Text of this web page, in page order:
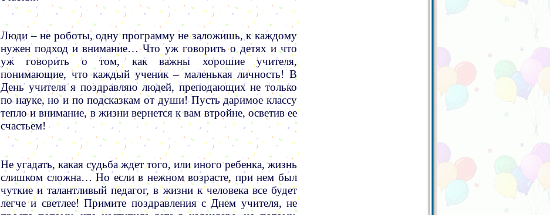
Люди – не роботы, одну программу не заложишь, к каждому
нужен подход и внимание… Что уж говорить о детях и что
уж говорить о том, как важны хорошие учителя,
понимающие, что каждый ученик – маленькая личность! В
День учителя я поздравляю людей, преподающих не только
по науке, но и по подсказкам от души! Пусть даримое классу
тепло и внимание, в жизни вернется к вам втройне, осветив ее
счастьем!
Не угадать, какая судьба ждет того, или иного ребенка, жизнь
слишком сложна… Но если в нежном возрасте, при нем был
чуткие и талантливый педагог, в жизни к человека все будет
легче и светлее! Примите поздравления с Днем учителя, не